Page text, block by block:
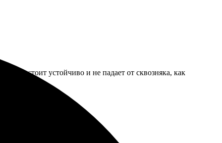
зато стоит устойчиво и не падает от сквозняка, как